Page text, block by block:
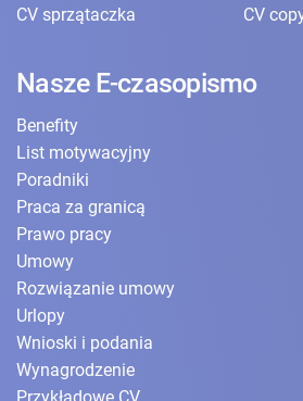
CV sprzątaczka
CV
Nasze E-czasopismo
Benefity
List motywacyjny
Poradniki
Praca za granicą
Prawo pracy
Umowy
Rozwiązanie umowy
Urlopy
Wnioski i podania
Wynagrodzenie